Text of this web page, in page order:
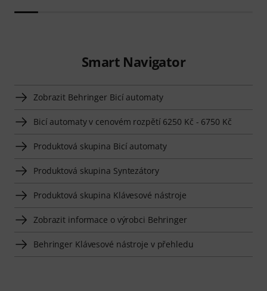
Smart Navigator
Zobrazit Behringer Bicí automaty
Bicí automaty v cenovém rozpětí 6250 Kč - 6750 Kč
Produktová skupina Bicí automaty
Produktová skupina Syntezátory
Produktová skupina Klávesové nástroje
Zobrazit informace o výrobci Behringer
Behringer Klávesové nástroje v přehledu